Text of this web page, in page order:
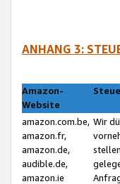
ANHANG 3:
Amazon-
Website
amazon.com.be,
amazon.fr,
amazon.de,
audible.de,
amazon.ie
Wir